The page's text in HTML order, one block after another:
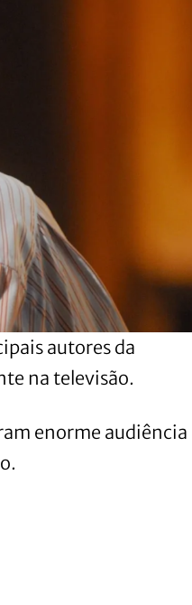
autores da
na televisão.
enorme audiência